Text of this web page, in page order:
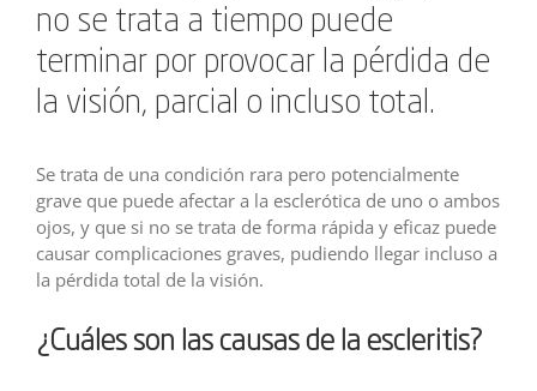
no se trata a tiempo puede
terminar por provocar la pérdida de
la visión, parcial o incluso total.
Se trata de una condición rara pero potencialmente
grave que puede afectar a la esclerótica de uno o ambos
ojos, y que si no se trata de forma rápida y eficaz puede
causar complicaciones graves, pudiendo llegar incluso a
la pérdida total de la visión.
¿Cuáles son las causas de la escleritis?